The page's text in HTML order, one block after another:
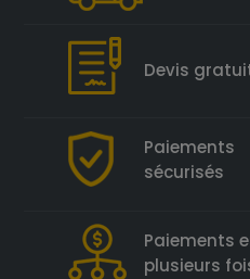
Devis
Paiements
sécurisés
Paiements
plusieurs